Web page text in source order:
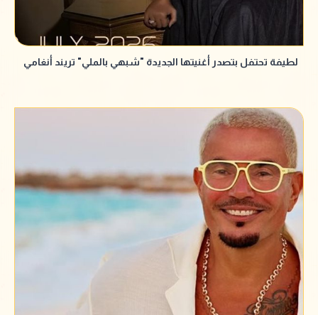
لطيفة تحتفل بتصدر أغنيتها الجديدة "شبهي بالملي" تريند أنغامي